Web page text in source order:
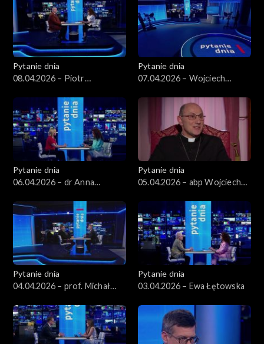
Pytanie dnia
08.04.2026 – Piotr
Pytanie dnia
07.04.2026 – Wojciech
Pytanie dnia
06.04.2026 – dr Anna
Pytanie dnia
05.04.2026 – abp Wojciech
Pytanie dnia
04.04.2026 – prof. Michał
Pytanie dnia
03.04.2026 – Ewa Łętowska